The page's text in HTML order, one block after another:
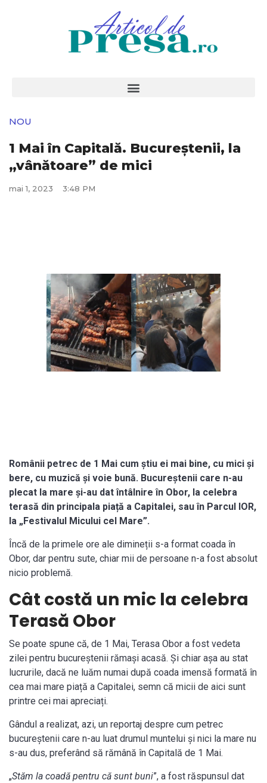
NOU
1 Mai în Capitală. Bucureștenii, la
„vânătoare” de mici
mai 1, 2023 3:48 PM
Românii petrec de 1 Mai cum știu ei mai bine, cu mici și
bere, cu muzică și voie bună. Bucureștenii care n-au
plecat la mare și-au dat întâlnire în Obor, la celebra
terasă din principala piață a Capitalei, sau în Parcul IOR,
la „Festivalul Micului cel Mare”.
Încă de la primele ore ale dimineții s-a format coada în
Obor, dar pentru sute, chiar mii de persoane n-a fost absolut
nicio problemă.
Cât costă un mic la celebra
Terasă Obor
Se poate spune că, de 1 Mai, Terasa Obor a fost vedeta
zilei pentru bucureștenii rămași acasă. Și chiar așa au stat
lucrurile, dacă ne luăm numai după coada imensă formată în
cea mai mare piață a Capitalei, semn că micii de aici sunt
printre cei mai apreciați.
Gândul a realizat, azi, un reportaj despre cum petrec
bucureștenii care n-au luat drumul muntelui și nici la mare nu
s-au dus, preferând să rămână în Capitală de 1 Mai.
„Stăm la coadă pentru că sunt buni”, a fost răspunsul dat